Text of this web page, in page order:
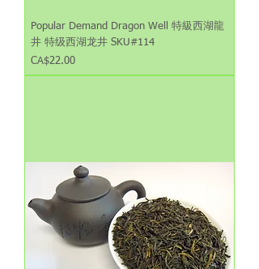
Popular Demand Dragon Well 特級西湖龍
井 特级西湖龙井 SKU#114
Price
CA$22.00